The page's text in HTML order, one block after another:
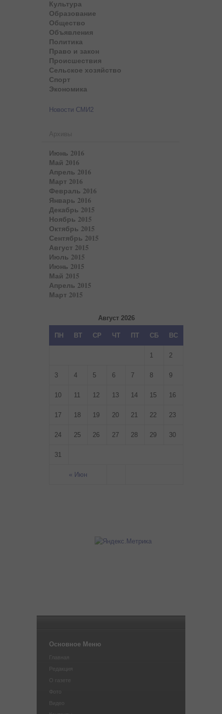
Культура
Образование
Общество
Объявления
Политика
Право и закон
Происшествия
Сельское хозяйство
Спорт
Экономика
Новости СМИ2
Архивы
Июнь 2016
Май 2016
Апрель 2016
Март 2016
Февраль 2016
Январь 2016
Декабрь 2015
Ноябрь 2015
Октябрь 2015
Сентябрь 2015
Август 2015
Июль 2015
Июнь 2015
Май 2015
Апрель 2015
Март 2015
Август 2026
ПН ВТ СР ЧТ ПТ СБ ВС
« Июн
1 2
3 4 5 6 7 8 9
10 11 12 13 14 15 16
17 18 19 20 21 22 23
24 25 26 27 28 29 30
31
Основное Меню
Главная
Редакция
О газете
Фото
Видео